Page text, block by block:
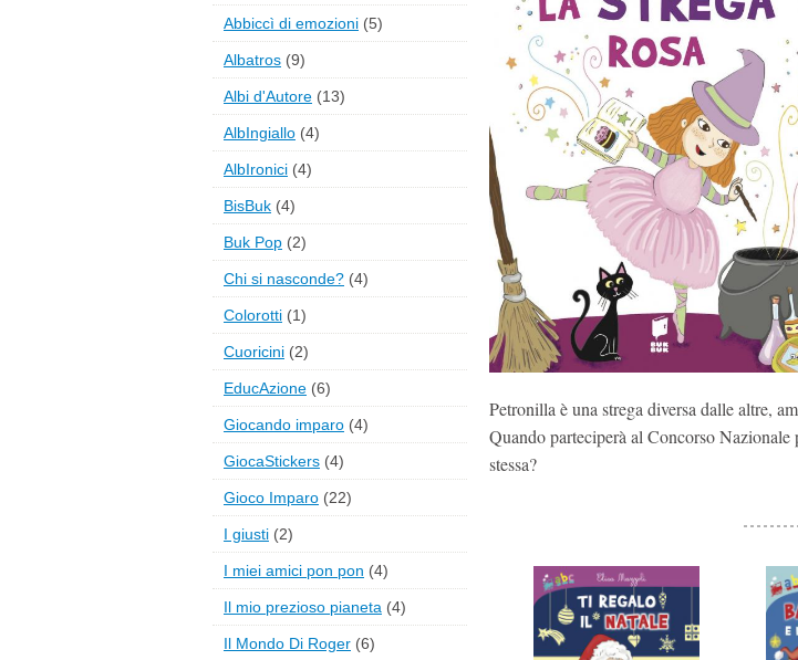
Petronilla è una strega diversa dalle altre,
Quando parteciperà al Concorso Nazionale
stessa?
Abbiccì di emozioni (5)
Albatros (9)
Albi d'Autore (13)
AlbIngiallo (4)
AlbIronici (4)
BisBuk (4)
Buk Pop (2)
Chi si nasconde? (4)
Colorotti (1)
Cuoricini (2)
EducAzione (6)
Giocando imparo (4)
GiocaStickers (4)
Gioco Imparo (22)
I giusti (2)
I miei amici pon pon (4)
Il mio prezioso pianeta (4)
Il Mondo Di Roger (6)